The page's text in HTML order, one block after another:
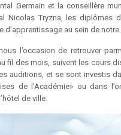
Germain et la conseillère
Nicolas Tryzna, les diplômes
d’apprentissage au sein de notre
l’occasion de retrouver
fil des mois, suivent les cours
auditions, et se sont investis
de l’Académie» ou dans
de ville.